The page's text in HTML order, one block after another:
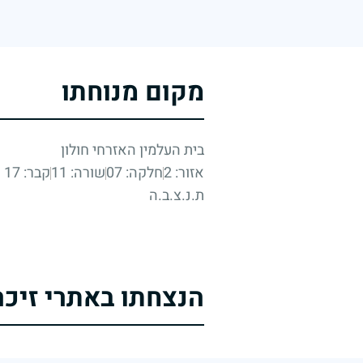
מקום מנוחתו
בית העלמין האזרחי חולון
אזור: 2
חלקה: 07 שורה: 11
קבר: 17
ת.נ.צ.ב.ה
הנצחתו באתרי